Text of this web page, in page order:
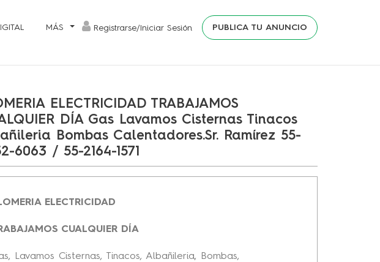
MÁS Registrarse/Iniciar Sesión PUBLICA TU ANUNCIO
ELECTRICIDAD TRABAJAMOS
DÍA Gas Lavamos Cisternas Tinacos
Bombas Calentadores.Sr. Ramírez 55-
6063 / 55-2164-1571
ELECTRICIDAD
CUALQUIER DÍA
Lavamos Cisternas, Tinacos, Albañileria, Bombas,